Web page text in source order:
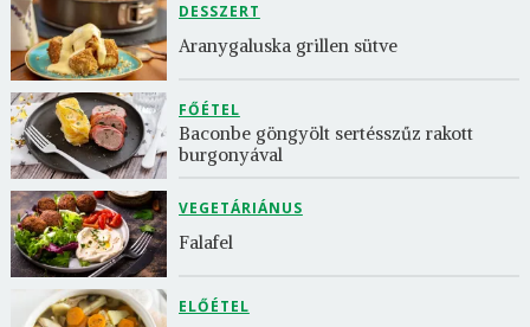
DESSZERT
Aranygaluska grillen sütve
FŐÉTEL
Baconbe göngyölt sertésszűz rakott
burgonyával
VEGETÁRIÁNUS
Falafel
ELŐÉTEL